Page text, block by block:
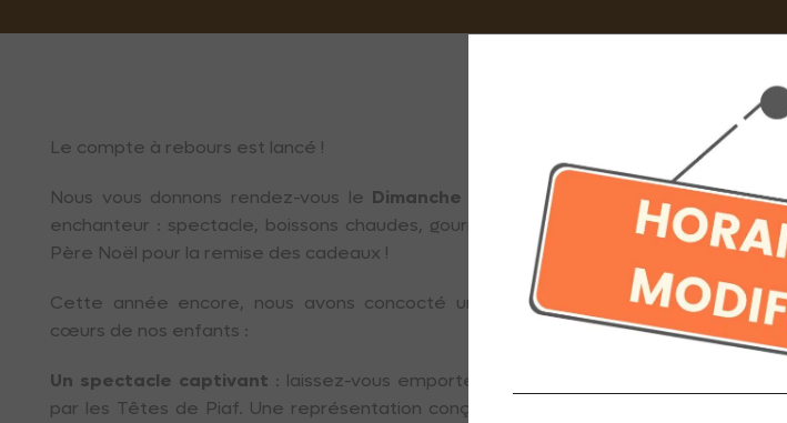
Le compte à rebours est lancé !
Nous vous donnons rendez-vous le Dimanche 14 décembre à 15h00
pour un
enchanteur : spectacle, boissons chaudes, gourmandises, et surtout… la rencontre
Père Noël pour la remise des cadeaux !
Cette année encore, nous avons concocté un programme spécial pour
cœurs de nos enfants :
Un spectacle captivant : laissez-vous emporter par le conte poétique musical
par les Têtes de Piaf. Une représentation conçue pour faire briller les yeux des